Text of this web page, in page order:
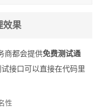
效果
商都会提供免费测试通
接口可以直接在代码里
性